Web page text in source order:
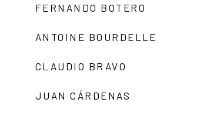
FERNANDO BOTERO
ANTOINE BOURDELLE
CLAUDIO BRAVO
JUAN CÁRDENAS